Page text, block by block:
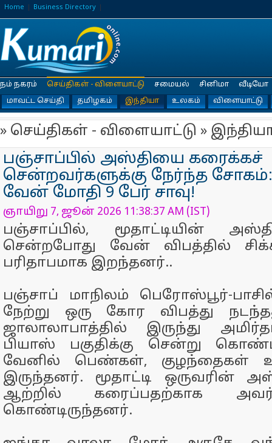
Home Business Directory
நம் நகரம்
செய்திகள் - விளையாட்டு
மாவட்ட செய்தி
தமிழகம் இந்தியா உலகம் விளையாட்டு
சமையல் சினிமா வீடியோ
» செய்திகள் - விளையாட்டு »
பஞ்சாப்பில் அஸ்தியை கரைக்கச்
சென்றவர்களுக்கு நேர்ந்த சோகம்:
வேன் மோதி 9 பேர் சாவு!
ஞாயிறு 7, ஜூன் 2026 11:38:37 AM (IST)
பஞ்சாப்பில், மூதாட்டியின்
சென்றபோது வேன் விபத்தில்
பரிதாபமாக இறந்தனர்..
பஞ்சாப் மாநிலம் பெரோஸ்பூர்-
நேற்று ஒரு கோர விபத்து
ஜாலாலாபாத்தில் இருந்து
பியாஸ் பகுதிக்கு சென்று
வேனில் பெண்கள், குழந்தைகள்
இருந்தனர். மூதாட்டி ஒருவரின்
ஆற்றில் கரைப்பதற்காக
கொண்டிருந்தனர்.